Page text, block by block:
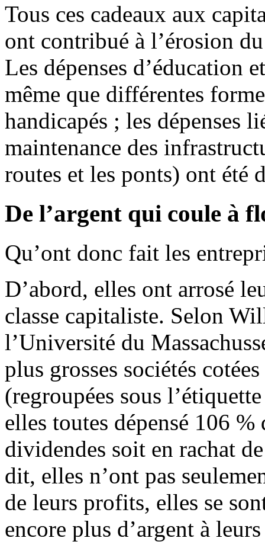
Tous ces cadeaux aux
ont contribué à l’érosion
Les dépenses d’éducation
même que différentes
handicapés ; les dépenses
maintenance des
routes et les ponts) ont été
De l’argent qui coule à
Qu’ont donc fait les
D’abord, elles ont arrosé
classe capitaliste. Selon
l’Université du
plus grosses sociétés
(regroupées sous
elles toutes dépensé 106
dividendes soit en rachat
dit, elles n’ont pas
de leurs profits, elles se
encore plus d’argent à